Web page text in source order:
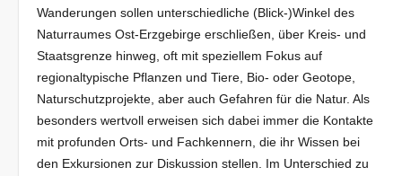
Wanderungen sollen unterschiedliche (Blick-)Winkel des
Naturraumes Ost-Erzgebirge erschließen, über Kreis- und
Staatsgrenze hinweg, oft mit speziellem Fokus auf
regionaltypische Pflanzen und Tiere, Bio- oder Geotope,
Naturschutzprojekte, aber auch Gefahren für die Natur. Als
besonders wertvoll erweisen sich dabei immer die Kontakte
mit profunden Orts- und Fachkennern, die ihr Wissen bei
den Exkursionen zur Diskussion stellen. Im Unterschied zu